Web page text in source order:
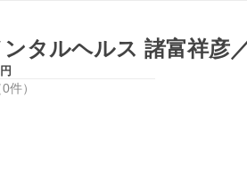
タルヘルス 諸富祥彦
円
0件）